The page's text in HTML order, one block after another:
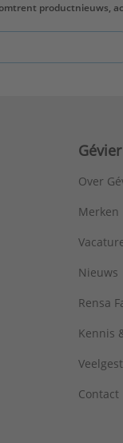
productnieuws,
Gévier
Over
Merken
Nieuws
Rensa
Kennis
Contact